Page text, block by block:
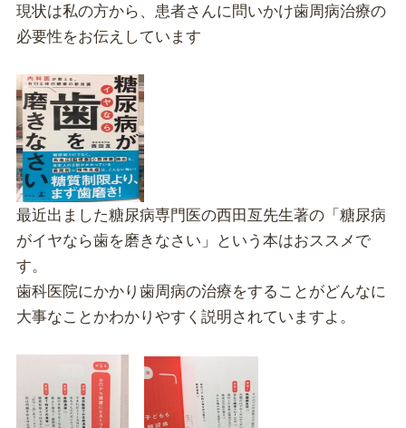
現状は私の方から、患者さんに問いかけ歯周病治療の
必要性をお伝えしています
最近出ました糖尿病専門医の西田亙先生著の「糖尿病
がイヤなら歯を磨きなさい」という本はおススメで
す。
歯科医院にかかり歯周病の治療をすることがどんなに
大事なことかわかりやすく説明されていますよ。